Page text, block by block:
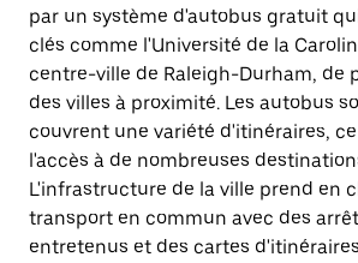
par un système d'autobus gratuit
clés comme l'Université de la
centre-ville de Raleigh-Durham, de
des villes à proximité. Les autobus
couvrent une variété d'itinéraires,
l'accès à de nombreuses
L'infrastructure de la ville prend en
transport en commun avec des
entretenus et des cartes